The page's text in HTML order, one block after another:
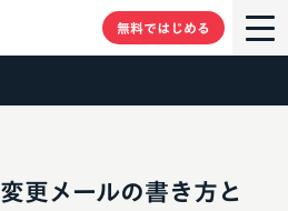
無料ではじめる
更メールの書き方と